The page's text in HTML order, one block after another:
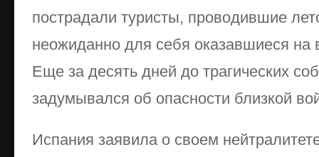
пострадали туристы, проводившие
неожиданно для себя оказавшиеся на
Еще за десять дней до трагических
задумывался об опасности близкой
Испания заявила о своем